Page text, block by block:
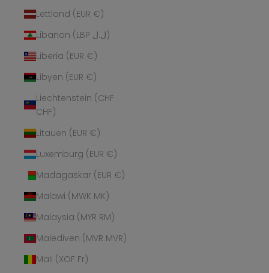
Lettland (EUR €)
Libanon (LBP ل.ل)
Liberia (EUR €)
Libyen (EUR €)
Liechtenstein (CHF
CHF)
Litauen (EUR €)
Luxemburg (EUR €)
Madagaskar (EUR €)
Malawi (MWK MK)
Malaysia (MYR RM)
Malediven (MVR MVR)
Mali (XOF Fr)